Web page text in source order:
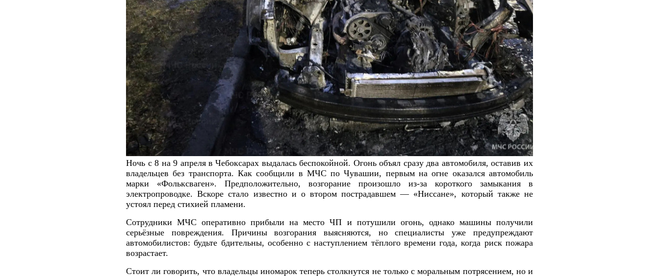
Ночь с 8 на 9 апреля в Чебоксарах выдалась беспокойной. Огонь объял сразу два автомобиля, оставив их
владельцев без транспорта. Как сообщили в МЧС по Чувашии, первым на огне оказался автомобиль
марки «Фольксваген». Предположительно, возгорание произошло из-за короткого замыкания в
электропроводке. Вскоре стало известно и о втором пострадавшем — «Ниссане», который также не
устоял перед стихией пламени.
Сотрудники МЧС оперативно прибыли на место ЧП и потушили огонь, однако машины получили
серьёзные повреждения. Причины возгорания выясняются, но специалисты уже предупреждают
автомобилистов: будьте бдительны, особенно с наступлением тёплого времени года, когда риск пожара
возрастает.
Стоит ли говорить, что владельцы иномарок теперь столкнутся не только с моральным потрясением, но и